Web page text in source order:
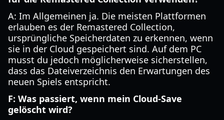
A: Im Allgemeinen ja. Die meisten Plattformen
erlauben es der Remastered Collection,
ursprüngliche Speicherdaten zu erkennen, wenn
sie in der Cloud gespeichert sind. Auf dem PC
musst du jedoch möglicherweise sicherstellen,
dass das Dateiverzeichnis den Erwartungen des
neuen Spiels entspricht.
F: Was passiert, wenn mein Cloud-Save
gelöscht wird?